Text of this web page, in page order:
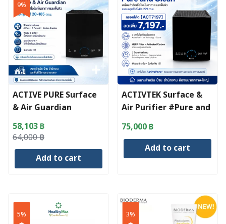
9%
ACTIVE PURE Surface
& Air Guardian
64,000฿
Original
price
58,103 ฿
Current
price
Add to cart
ACTIVTEK Surface &
Air Purifier #Pure and
Clean กรอกโค้ด
[ACT7197]
75,000 ฿
Add to cart
5% 3%